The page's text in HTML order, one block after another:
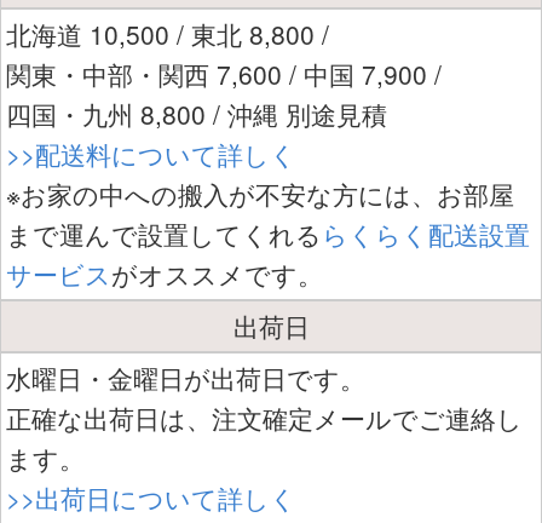
北海道 10,500 / 東北 8,800 /
関東・中部・関西 7,600 / 中国 7,900 /
四国・九州 8,800 / 沖縄 別途見積
>>配送料について詳しく
※お家の中への搬入が不安な方には、お部屋
まで運んで設置してくれる らくらく配送設置
サービスがオススメです。
出荷日
水曜日・金曜日が出荷日です。
正確な出荷日は、注文確定メールでご連絡し
ます。
>>出荷日について詳しく